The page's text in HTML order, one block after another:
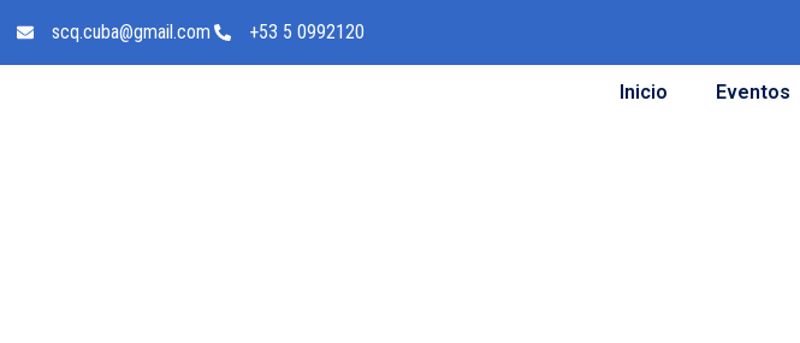
scq.cuba@gmail.com +53 5 0992120
Inicio Eventos